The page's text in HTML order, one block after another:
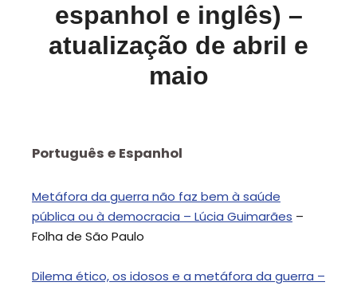
espanhol e inglês) –
atualização de abril e
maio
Português e Espanhol
Metáfora da guerra não faz bem à saúde
pública ou à democracia – Lúcia Guimarães –
Folha de São Paulo
Dilema ético, os idosos e a metáfora da guerra –